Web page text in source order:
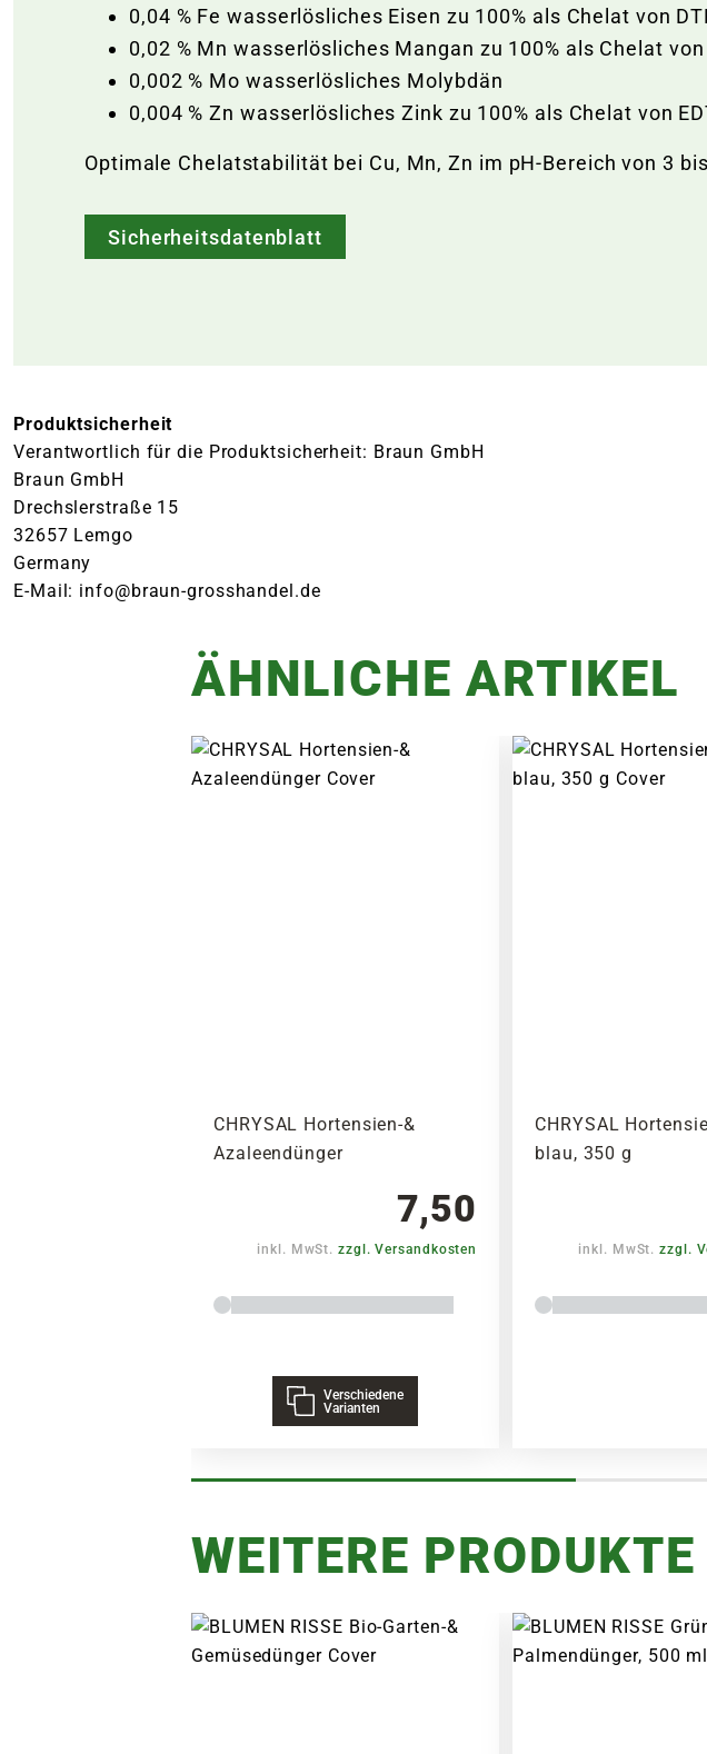
0,04 % Fe wasserlösliches Eisen zu 100% als Chelat von
0,02 % Mn wasserlösliches Mangan zu 100% als Chelat von
0,002 % Mo wasserlösliches Molybdän
0,004 % Zn wasserlösliches Zink zu 100% als Chelat von
Optimale Chelatstabilität bei Cu, Mn, Zn im pH-Bereich von 3
Sicherheitsdatenblatt
Produktsicherheit
Verantwortlich für die Produktsicherheit: Braun GmbH
Braun GmbH
Drechslerstraße 15
32657 Lemgo
Germany
E-Mail: info@braun-grosshandel.de
ÄHNLICHE ARTIKEL
CHRYSAL Hortensien-&
Azaleendünger
7,50
inkl. MwSt.zzgl. Versandkosten
Verschiedene
Varianten
CHRYSAL
blau, 350 g
inkl. MwSt.zzgl.
WEITERE PRODUKTE